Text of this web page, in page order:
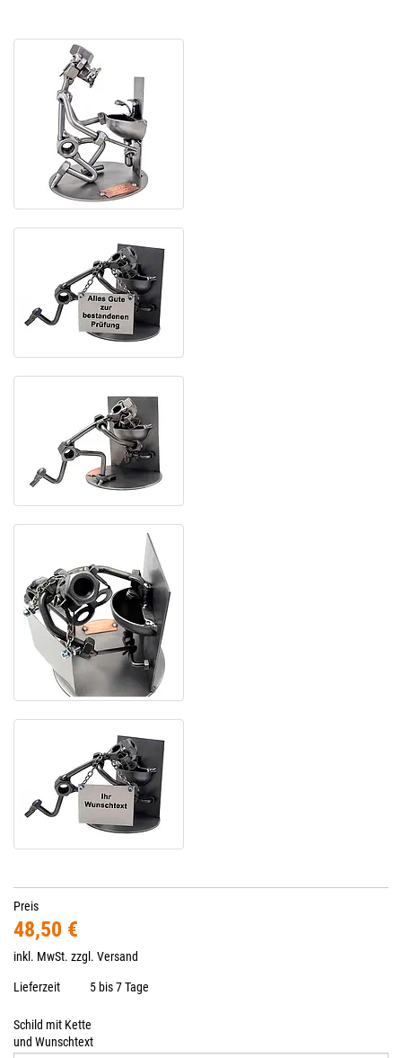
Preis
48,50 €
inkl. MwSt. zzgl. Versand
Lieferzeit 5 bis 7 Tage
Schild mit Kette
und Wunschtext